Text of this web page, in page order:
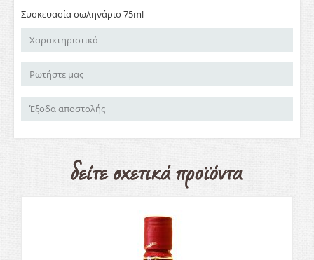
Συσκευασία σωληνάριο 75ml
Χαρακτηριστικά
Ρωτήστε μας
Έξοδα αποστολής